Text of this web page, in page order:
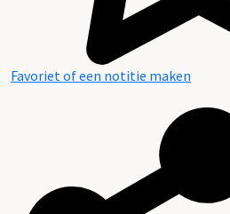
Favoriet of een notitie maken